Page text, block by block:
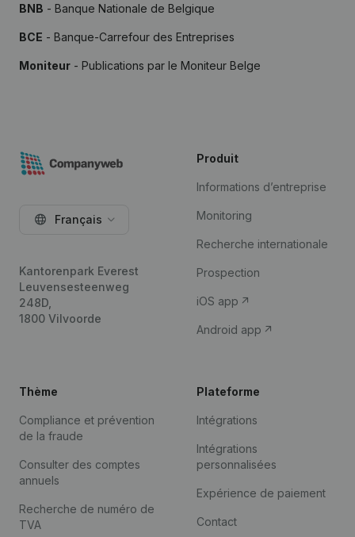
BNB - Banque Nationale de Belgique
BCE - Banque-Carrefour des Entreprises
Moniteur - Publications par le Moniteur Belge
Français
Kantorenpark Everest
Leuvensesteenweg
248D,
1800 Vilvoorde
Produit
Informations d’entreprise
Monitoring
Recherche internationale
Prospection
iOS app
Android app
Thème
Compliance et prévention
de la fraude
Consulter des comptes
annuels
Recherche de numéro de
TVA
Plateforme
Intégrations
Intégrations
personnalisées
Expérience de paiement
Contact